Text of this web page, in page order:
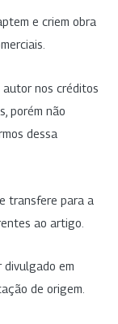
e criem obra
autor nos créditos
porém não
dessa
transfere para a
ao artigo.
divulgado em
de origem.